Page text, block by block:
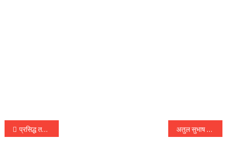
पोस्टचे
प्रसिद्ध तबलावादक उस्ताद झाकीर हुसेन यांचे निधन, वयाच्या ७३ व्या वर्षी घेतला अखेरचा श्वास अतुल सुभाष यांची पत्नी निकिता, सासू आणि भावाला अटक, पण अतुलच्या मुलाविषयी माहिती नसल्याने कुटुंबीयांना काळजी